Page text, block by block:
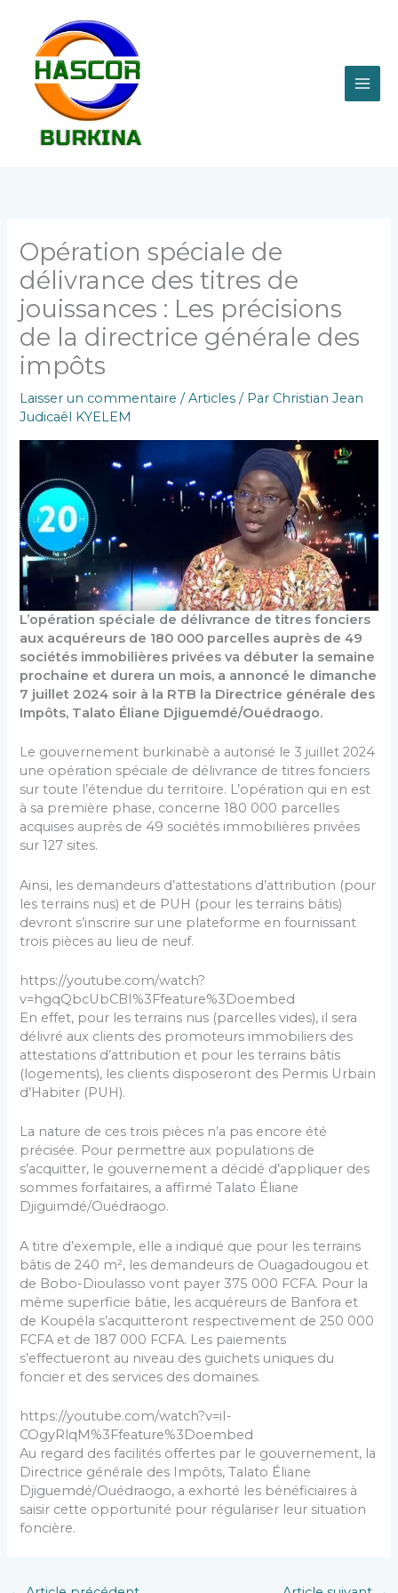
contenu
Opération spéciale de
délivrance des titres de
jouissances : Les précisions
de la directrice générale des
impôts
Laisser un commentaire /Articles / Par Christian Jean
Judicaêl KYELEM
L’opération spéciale de délivrance de titres fonciers
aux acquéreurs de 180 000 parcelles auprès de 49
sociétés immobilières privées va débuter la semaine
prochaine et durera un mois, a annoncé le dimanche
7 juillet 2024 soir à la RTB la Directrice générale des
Impôts, Talato Éliane Djiguemdé/Ouédraogo.
Le gouvernement burkinabè a autorisé le 3 juillet 2024
une opération spéciale de délivrance de titres fonciers
sur toute l’étendue du territoire. L’opération qui en est
à sa première phase, concerne 180 000 parcelles
acquises auprès de 49 sociétés immobilières privées
sur 127 sites.
Ainsi, les demandeurs d’attestations d’attribution (pour
les terrains nus) et de PUH (pour les terrains bâtis)
devront s’inscrire sur une plateforme en fournissant
trois pièces au lieu de neuf.
https://youtube.com/watch?
v=hgqQbcUbCBI%3Ffeature%3Doembed
En effet, pour les terrains nus (parcelles vides), il sera
délivré aux clients des promoteurs immobiliers des
attestations d’attribution et pour les terrains bâtis
(logements), les clients disposeront des Permis Urbain
d’Habiter (PUH).
La nature de ces trois pièces n’a pas encore été
précisée. Pour permettre aux populations de
s’acquitter, le gouvernement a décidé d’appliquer des
sommes forfaitaires, a affirmé Talato Éliane
Djiguimdé/Ouédraogo.
A titre d’exemple, elle a indiqué que pour les terrains
bâtis de 240 m², les demandeurs de Ouagadougou et
de Bobo-Dioulasso vont payer 375 000 FCFA. Pour la
même superficie bâtie, les acquéreurs de Banfora et
de Koupéla s’acquitteront respectivement de 250 000
FCFA et de 187 000 FCFA. Les paiements
s’effectueront au niveau des guichets uniques du
foncier et des services des domaines.
https://youtube.com/watch?v=iI-
COgyRlqM%3Ffeature%3Doembed
Au regard des facilités offertes par le gouvernement, la
Directrice générale des Impôts, Talato Éliane
Djiguemdé/Ouédraogo, a exhorté les bénéficiaires à
saisir cette opportunité pour régulariser leur situation
foncière.